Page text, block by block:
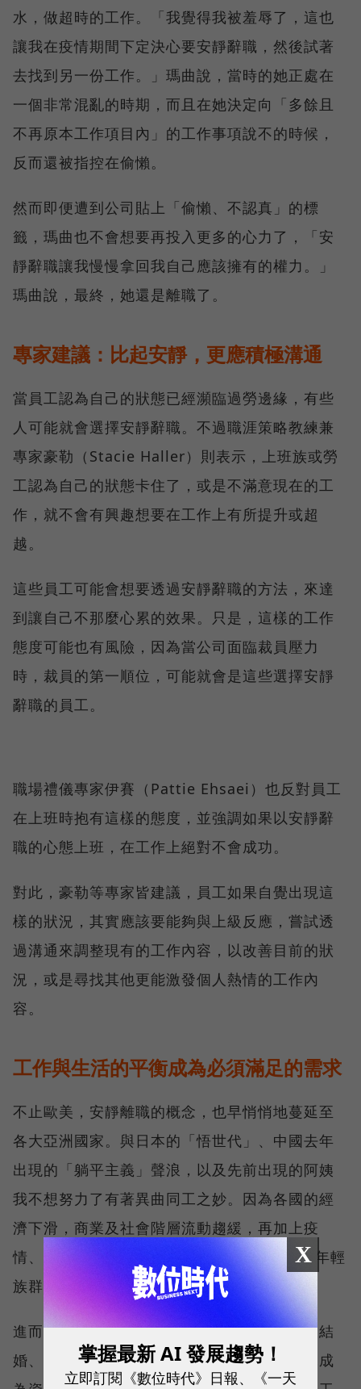
水，做超時的工作。「我覺得我被羞辱了，這也
讓我在疫情期間下定決心要安靜辭職，然後試著
去找到另一份工作。」瑪曲說，當時的她正處在
一個非常混亂的時期，而且在她決定向「多餘且
不再原本工作項目內」的工作事項說不的時候，
反而還被指控在偷懶。
然而即便遭到公司貼上「偷懶、不認真」的標
籤，瑪曲也不會想要再投入更多的心力了，「安
靜辭職讓我慢慢拿回我自己應該擁有的權力。」
瑪曲說，最終，她還是離職了。
專家建議：比起安靜，更應積極溝通
當員工認為自己的狀態已經瀕臨過勞邊緣，有些
人可能就會選擇安靜辭職。不過職涯策略教練兼
專家豪勒（Stacie Haller）則表示，上班族或勞
工認為自己的狀態卡住了，或是不滿意現在的工
作，就不會有興趣想要在工作上有所提升或超
越。
這些員工可能會想要透過安靜辭職的方法，來達
到讓自己不那麼心累的效果。只是，這樣的工作
態度可能也有風險，因為當公司面臨裁員壓力
時，裁員的第一順位，可能就會是這些選擇安靜
辭職的員工。
職場禮儀專家伊賽（Pattie Ehsaei）也反對員工
在上班時抱有這樣的態度，並強調如果以安靜辭
職的心態上班，在工作上絕對不會成功。
對此，豪勒等專家皆建議，員工如果自覺出現這
樣的狀況，其實應該要能夠與上級反應，嘗試透
過溝通來調整現有的工作內容，以改善目前的狀
況，或是尋找其他更能激發個人熱情的工作內
容。
工作與生活的平衡成為必須滿足的需求
不止歐美，安靜離職的概念，也早悄悄地蔓延至
各大亞洲國家。與日本的「悟世代」、中國去年
出現的「躺平主義」聲浪，以及先前出現的阿姨
我不想努力了有著異曲同工之妙。因為各國的經
濟下滑，商業及社會階層流動趨緩，再加上疫
情、戰爭和部分企業奉行的996文化更讓許多年輕
族群逐漸對社會感到失望。
進而也衍生出不買房、不買車、不談戀愛、不結
婚、不生小孩、低度消費等方式過生活，拒絕成
X
掌握最新 AI 發展趨勢！
立即訂閱《數位時代》日報、《一天